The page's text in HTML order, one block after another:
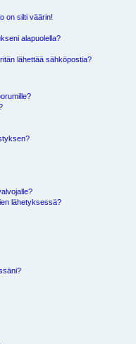
on silti väärin!
alapuolella?
lähettää sähköpostia?
lähetyksessä?